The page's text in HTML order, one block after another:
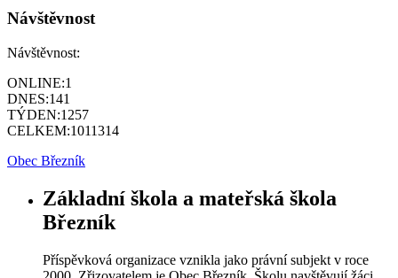
Návštěvnost
Návštěvnost:
ONLINE:1
DNES:141
TÝDEN:1257
CELKEM:1011314
Obec Březník
Základní škola a mateřská škola
Březník
Příspěvková organizace vznikla jako právní subjekt v roce